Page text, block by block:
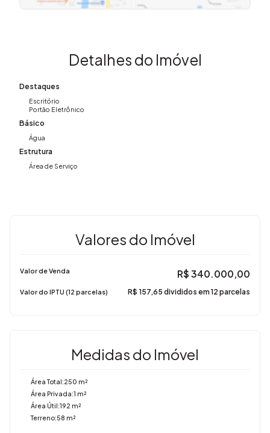
Detalhes do Imóvel
Destaques
Escritório
Portão Eletrônico
Básico
Água
Estrutura
Área de Serviço
Valores do Imóvel
R$ 340.000,00
Valor de Venda
Valor do IPTU (12 parcelas) R$ 157,65 divididos em 12 parcelas
Medidas do Imóvel
Área Total:250 m²
Área Privada:1 m²
Área Útil:192 m²
Terreno:58 m²